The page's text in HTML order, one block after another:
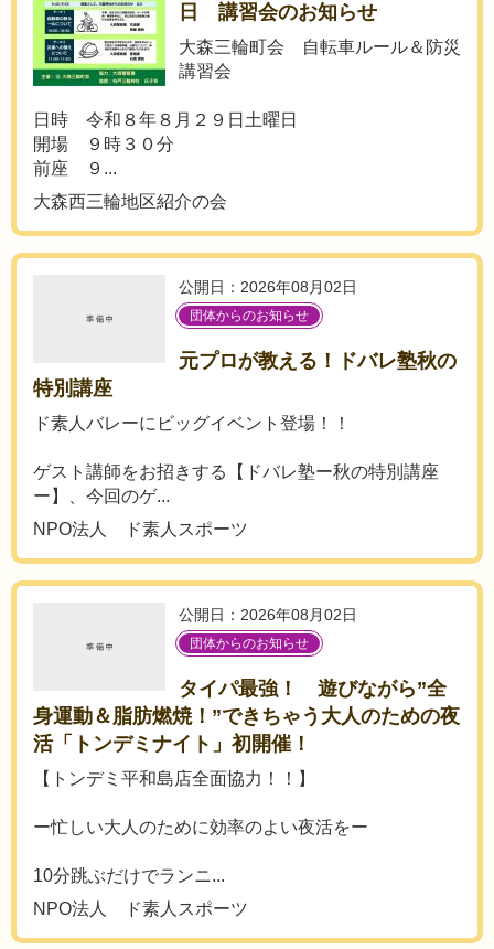
日 講習会のお知らせ
大森三輪町会 自転車ルール＆防災
講習会
日時 令和８年８月２９日土曜日
開場 ９時３０分
前座 ９...
大森西三輪地区紹介の会
公開日：2026年08月02日
団体からのお知らせ
元プロが教える！ドバレ塾秋の
特別講座
ド素人バレーにビッグイベント登場！！
ゲスト講師をお招きする【ドバレ塾ー秋の特別講座
ー】、今回のゲ...
NPO法人 ド素人スポーツ
公開日：2026年08月02日
団体からのお知らせ
タイパ最強！ 遊びながら”全
身運動＆脂肪燃焼！”できちゃう大人のための夜
活「トンデミナイト」初開催！
【トンデミ平和島店全面協力！！】
ー忙しい大人のために効率のよい夜活をー
10分跳ぶだけでランニ...
NPO法人 ド素人スポーツ